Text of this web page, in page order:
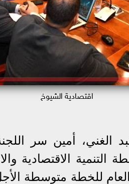
اقتصادية الشيوخ
الغني، أمين سر
الاقتصادية